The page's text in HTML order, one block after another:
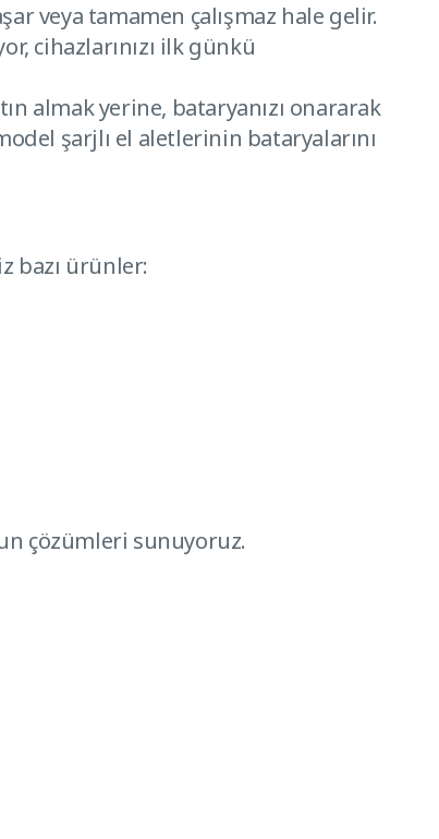
veya tamamen çalışmaz hale gelir.
cihazlarınızı ilk günkü
almak yerine, bataryanızı onararak
şarjlı el aletlerinin bataryalarını
bazı ürünler:
çözümleri sunuyoruz.